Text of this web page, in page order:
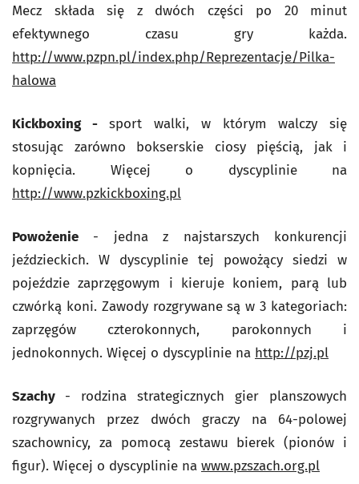
Mecz składa się z dwóch części po 20 minut
efektywnego czasu gry każda.
http://www.pzpn.pl/index.php/Reprezentacje/Pilka-
halowa
Kickboxing -sport walki, w którym walczy się
stosując zarówno bokserskie ciosy pięścią, jak i
kopnięcia. Więcej o dyscyplinie na
http://www.pzkickboxing.pl
Powożenie - jedna z najstarszych konkurencji
jeździeckich. W dyscyplinie tej powożący siedzi w
pojeździe zaprzęgowym i kieruje koniem, parą lub
czwórką koni. Zawody rozgrywane są w 3 kategoriach:
zaprzęgów czterokonnych, parokonnych i
jednokonnych. Więcej o dyscyplinie na http://pzj.pl
Szachy - rodzina strategicznych gier planszowych
rozgrywanych przez dwóch graczy na 64-polowej
szachownicy, za pomocą zestawu bierek (pionów i
figur). Więcej o dyscyplinie na www.pzszach.org.pl